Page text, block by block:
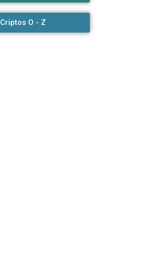
Criptos O - Z